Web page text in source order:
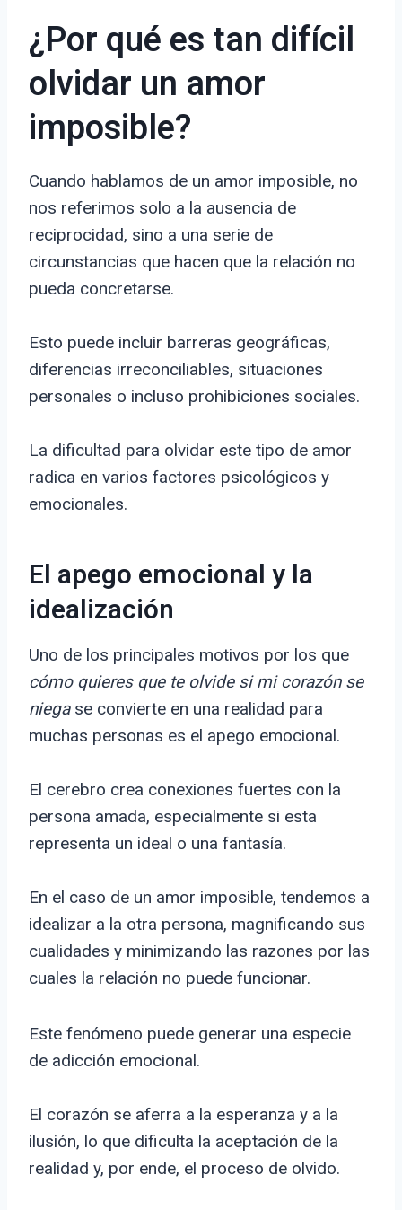
¿Por qué es tan difícil
olvidar un amor
imposible?
Cuando hablamos de un amor imposible, no
nos referimos solo a la ausencia de
reciprocidad, sino a una serie de
circunstancias que hacen que la relación no
pueda concretarse.
Esto puede incluir barreras geográficas,
diferencias irreconciliables, situaciones
personales o incluso prohibiciones sociales.
La dificultad para olvidar este tipo de amor
radica en varios factores psicológicos y
emocionales.
El apego emocional y la
idealización
Uno de los principales motivos por los que
cómo quieres que te olvide si mi corazón se
niegase convierte en una realidad para
muchas personas es el apego emocional.
El cerebro crea conexiones fuertes con la
persona amada, especialmente si esta
representa un ideal o una fantasía.
En el caso de un amor imposible, tendemos a
idealizar a la otra persona, magnificando sus
cualidades y minimizando las razones por las
cuales la relación no puede funcionar.
Este fenómeno puede generar una especie
de adicción emocional.
El corazón se aferra a la esperanza y a la
ilusión, lo que dificulta la aceptación de la
realidad y, por ende, el proceso de olvido.